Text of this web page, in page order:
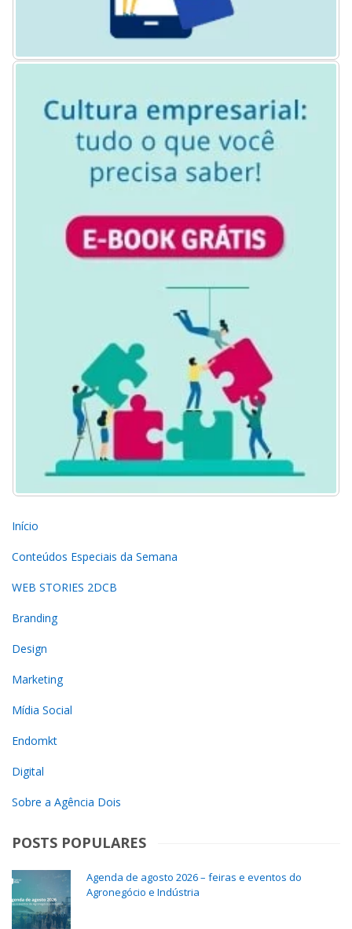
Início
Conteúdos Especiais da Semana
WEB STORIES 2DCB
Branding
Design
Marketing
Mídia Social
Endomkt
Digital
Sobre a Agência Dois
POSTS POPULARES
Agenda de agosto 2026 – feiras e eventos do
Agronegócio e Indústria